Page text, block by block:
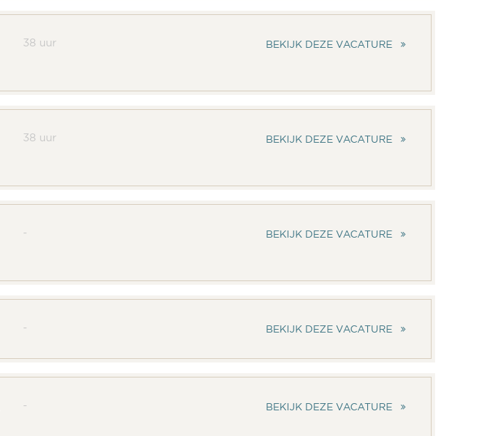
38 uur BEKIJK DEZE VACATURE
38 uur BEKIJK DEZE VACATURE
- BEKIJK DEZE VACATURE
- BEKIJK DEZE VACATURE
- BEKIJK DEZE VACATURE